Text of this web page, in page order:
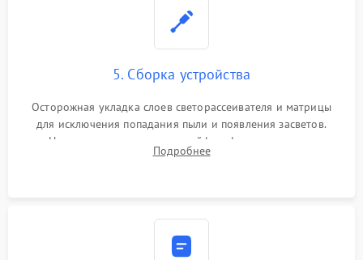
5. Сборка устройства
Осторожная укладка слоев светорассеивателя и матрицы
для исключения попадания пыли и появления засветов.
Надежное подключение шлейфов, фиксация плат и
аккуратное защелкивание пластикового корпуса монитора.
Подробнее